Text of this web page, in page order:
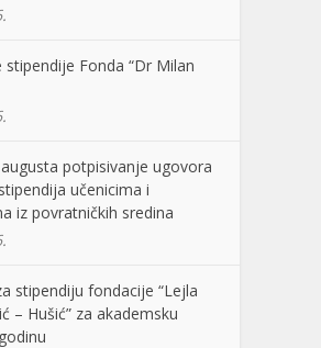
stipendije Fonda “Dr Milan
potpisivanje ugovora
učenicima i
iz povratničkih sredina
stipendiju fondacije “Lejla
– Hušić” za akademsku